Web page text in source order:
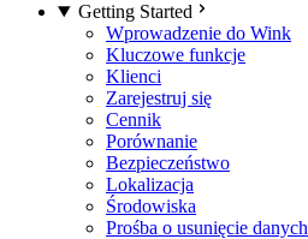
Getting Started
Wprowadzenie do Wink
Kluczowe funkcje
Klienci
Zarejestruj się
Cennik
Porównanie
Bezpieczeństwo
Lokalizacja
Środowiska
Prośba o usunięcie danych